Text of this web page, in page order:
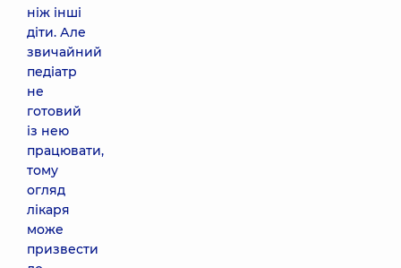
ніж інші
діти. Але
звичайний
педіатр
не
готовий
із нею
працювати,
тому
огляд
лікаря
може
призвести